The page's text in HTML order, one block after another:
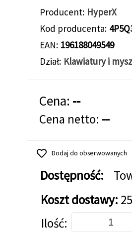
Producent HyperX
Kod producenta
EAN 196188049549
Dział Klawiatury i
Cena: --
Cena netto: --
Dodaj do obserwowanych
Dostępność:
Koszt dostawy:
Dodaj do koszyka
Ilość